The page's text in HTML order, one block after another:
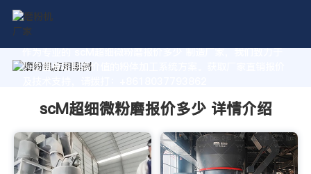
作为专业的 scM超细微粉磨报价多少 制造厂家，我们致力于
为您量身定制高价值的粉体加工系统方案。获取厂家直销报价
scM超细微粉磨报价多少 详情介绍